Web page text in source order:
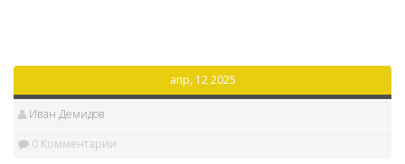
апр, 12 2025
Иван Демидов
0 Комментарии